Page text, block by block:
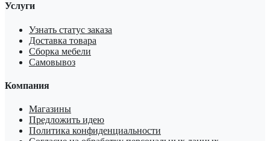
Услуги
Узнать статус заказа
Доставка товара
Сборка мебели
Самовывоз
Компания
Магазины
Предложить идею
Политика конфиденциальности